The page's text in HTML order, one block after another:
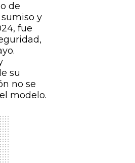
de
y
fue
su
no se
modelo.